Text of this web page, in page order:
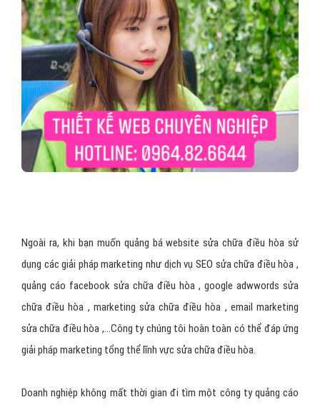
Ngoài ra, khi bạn muốn quảng bá website sửa chữa điều hòa sử
dụng các giải pháp marketing như dịch vụ SEO sửa chữa điều hòa ,
quảng cáo facebook sửa chữa điều hòa , google adwwords sửa
chữa điều hòa , marketing sửa chữa điều hòa , email marketing
sửa chữa điều hòa ,…Công ty chúng tôi hoàn toàn có thể đáp ứng
giải pháp marketing tổng thể lĩnh vực sửa chữa điều hòa.
Doanh nghiệp không mất thời gian đi tìm một công ty quảng cáo